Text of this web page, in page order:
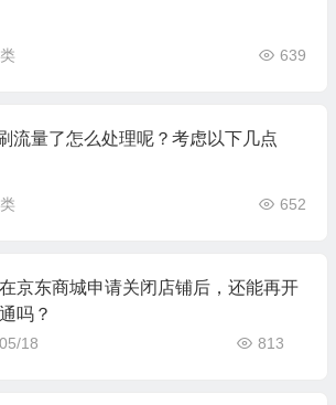
639
流量了怎么处理呢？考虑以下几点
652
在京东商城申请关闭店铺后，还能再开
通吗？
05/18 813